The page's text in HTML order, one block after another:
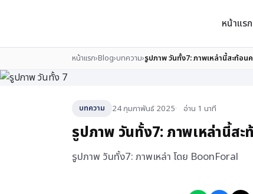
หน้าแรก
หน้าแรก›Blog›บทความ›รูปภาพ วันทั้ง7: ภาพเหล่านี้สะท้อน
บทความ 24 กุมภาพันธ์ 2025 อ่าน 1 นาที
รูปภาพ วันทั้ง7: ภาพเหล่านี้สะ
รูปภาพ วันทั้ง7: ภาพเหล่า โดย BoonForal